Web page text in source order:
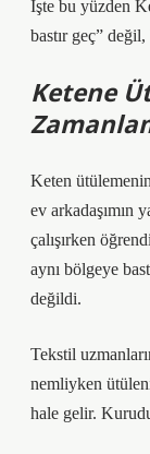
İşte bu yüzden
bastır geç”
Ketene
Keten
ev arkadaşımın
çalışırken
aynı bölgeye
değildi.
Tekstil
nemliyken
hale gelir.